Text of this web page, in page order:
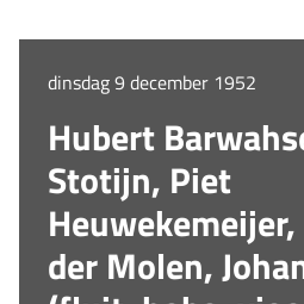
dinsdag 9 december 1952
Hubert
Stotijn, Piet
der Molen,